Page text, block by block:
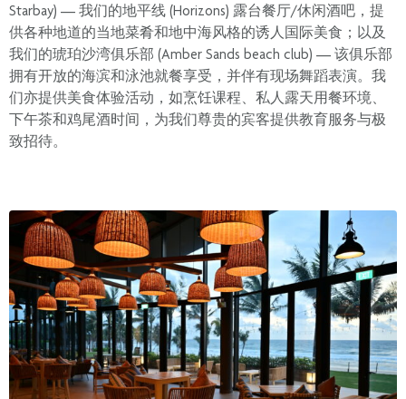
Starbay) — 我们的地平线 (Horizons) 露台餐厅/休闲酒吧，提
供各种地道的当地菜肴和地中海风格的诱人国际美食；以及
我们的琥珀沙湾俱乐部 (Amber Sands beach club) — 该俱乐部
拥有开放的海滨和泳池就餐享受，并伴有现场舞蹈表演。我
们亦提供美食体验活动，如烹饪课程、私人露天用餐环境、
下午茶和鸡尾酒时间，为我们尊贵的宾客提供教育服务与极
致招待。